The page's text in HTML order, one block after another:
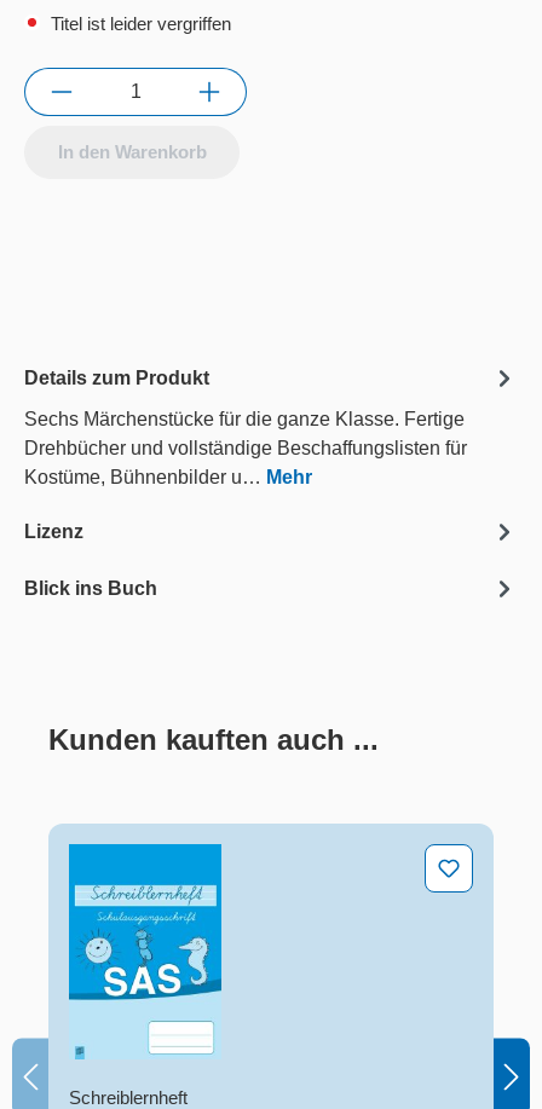
Titel ist leider vergriffen
Anzahl
In den Warenkorb
Details zum Produkt
Sechs Märchenstücke für die ganze Klasse. Fertige
Drehbücher und vollständige Beschaffungslisten für
Kostüme, Bühnenbilder u… Mehr
Lizenz
Blick ins Buch
Produktgalerie überspringen
Kunden kauften auch ...
Schreiblernheft